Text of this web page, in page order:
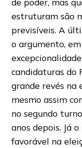
estruturam são
previsíveis. A
o argumento,
candidaturas do
grande revés na
mesmo assim
no segundo
anos depois. Já
favorável na